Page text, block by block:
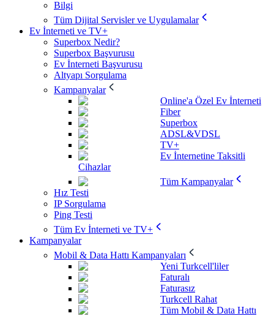
Bilgi
Tüm Dijital Servisler ve Uygulamalar
Ev İnterneti ve TV+
Superbox Nedir?
Superbox Başvurusu
Ev İnterneti Başvurusu
Altyapı Sorgulama
Kampanyalar
Online'a Özel Ev İnterneti
Fiber
Superbox
ADSL&VDSL
TV+
Ev İnternetine Taksitli
Cihazlar
Tüm Kampanyalar
Hız Testi
IP Sorgulama
Ping Testi
Tüm Ev İnterneti ve TV+
Kampanyalar
Mobil & Data Hattı Kampanyaları
Yeni Turkcell'liler
Faturalı
Faturasız
Turkcell Rahat
Tüm Mobil & Data Hattı